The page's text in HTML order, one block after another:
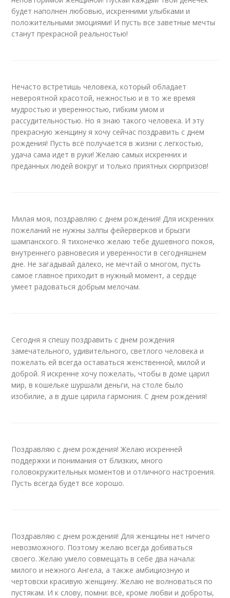
будет наполнен любовью, искренними улыбками и
положительными эмоциями! И пусть все заветные мечты
станут прекрасной реальностью!
Нечасто встретишь человека, который обладает
невероятной красотой, нежностью и в то же время
мудростью и уверенностью, гибким умом и
рассудительностью. Но я знаю такого человека. И эту
прекрасную женщину я хочу сейчас поздравить с днем
рождения! Пусть всё получается в жизни с легкостью,
удача сама идет в руки! Желаю самых искренних и
преданных людей вокруг и только приятных сюрпризов!
Милая моя, поздравляю с днем рождения! Для искренних
пожеланий не нужны залпы фейерверков и брызги
шампанского. Я тихонечко желаю тебе душевного покоя,
внутреннего равновесия и уверенности в сегодняшнем
дне. Не загадывай далеко, не мечтай о многом, пусть
самое главное приходит в нужный момент, а сердце
умеет радоваться добрым мелочам.
Сегодня я спешу поздравить с днем рождения
замечательного, удивительного, светлого человека и
пожелать ей всегда оставаться женственной, милой и
доброй. Я искренне хочу пожелать, чтобы в доме царил
мир, в кошельке шуршали деньги, на столе было
изобилие, а в душе царила гармония. С днем рождения!
Поздравляю с днем рождения! Желаю искренней
поддержки и понимания от близких, много
головокружительных моментов и отличного настроения.
Пусть всегда будет все хорошо.
Поздравляю с днем рождения! Для женщины нет ничего
невозможного. Поэтому желаю всегда добиваться
своего. Желаю умело совмещать в себе два начала:
милого и нежного Ангела, а также амбициозную и
чертовски красивую женщину. Желаю не волноваться по
пустякам. И к слову, помни: всё, кроме любви и доброты,